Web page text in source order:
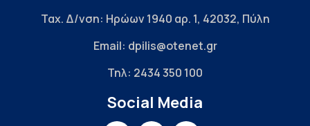
Ταχ. Δ/νση: Ηρώων 1940 αρ. 1, 42032, Πύλη
Email: dpilis@otenet.gr
Τηλ: 2434 350 100
Social Media